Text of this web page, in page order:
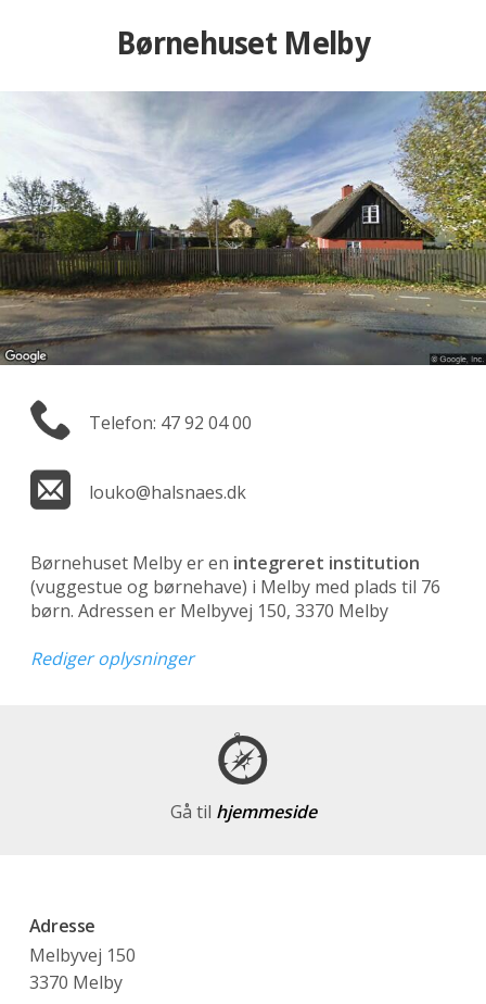
Børnehuset Melby
Telefon: 47 92 04 00
louko@halsnaes.dk
Børnehuset Melby er en integreret institution
(vuggestue og børnehave) i Melby med plads til 76
børn. Adressen er Melbyvej 150, 3370 Melby
Rediger oplysninger
Gå til hjemmeside
Adresse
Melbyvej 150
3370 Melby